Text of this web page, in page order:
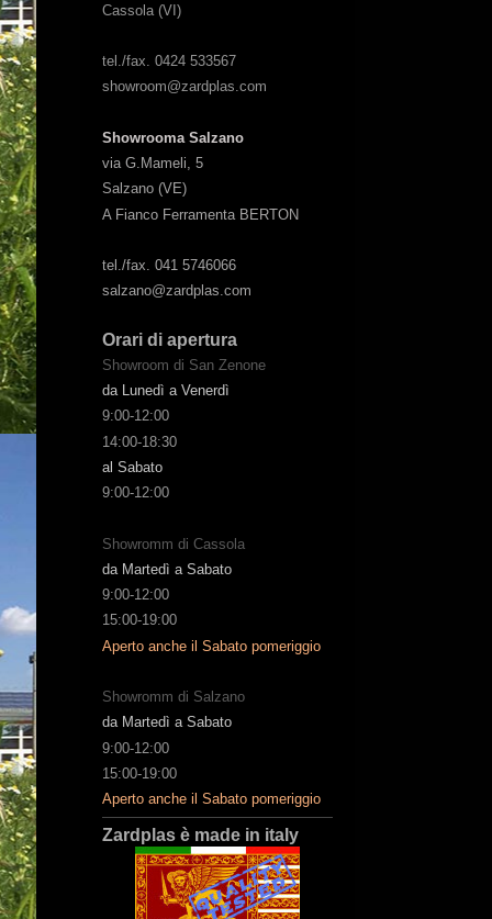
Cassola (VI)
tel./fax. 0424 533567
showroom@zardplas.com
Showrooma Salzano
via G.Mameli, 5
Salzano (VE)
A Fianco Ferramenta BERTON
tel./fax. 041 5746066
salzano@zardplas.com
Orari di apertura
Showroom di San Zenone
da Lunedì a Venerdì
9:00-12:00
14:00-18:30
al Sabato
9:00-12:00
Showromm di Cassola
da Martedì a Sabato
9:00-12:00
15:00-19:00
Aperto anche il Sabato pomeriggio
Showromm di Salzano
da Martedì a Sabato
9:00-12:00
15:00-19:00
Aperto anche il Sabato pomeriggio
Zardplas è made in italy